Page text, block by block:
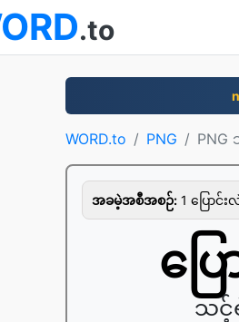
.to
WORD.to PNG PNG
အခမဲ့အစီအစဉ်: 1 ပြောင်
ပြ
သင့်